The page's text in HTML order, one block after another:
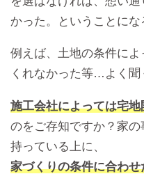
かった。ということにな
例えば、土地の条件に
くれなかった等…よく聞
施工会社によっては宅
のをご存知ですか？家
持っている上に、
家づくりの条件に合わ